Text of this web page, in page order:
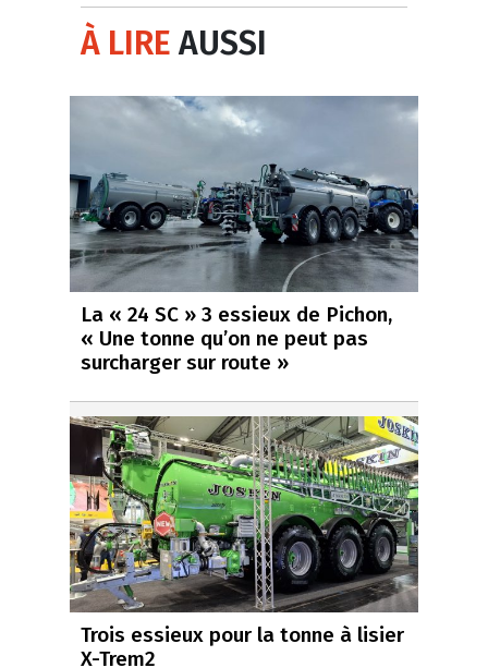
À LIREAUSSI
La « 24 SC » 3 essieux de Pichon,
« Une tonne qu’on ne peut pas
surcharger sur route »
Trois essieux pour la tonne à lisier
X-Trem2